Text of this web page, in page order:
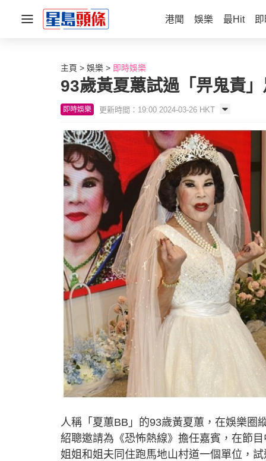
港聞 娛樂 最Hit
主頁 娛樂 即時娛樂
93歲黃夏蕙試過「畀鬼責
即時娛樂 更新時間：19:00 2024-03-26 HKT
人稱「夏蕙BB」的93歲黃夏蕙，在娛樂圈
紹聰邀請為《恐怖熱線》擔任嘉賓，在節
姐姐和姐夫同住跑馬地山村道一個單位，